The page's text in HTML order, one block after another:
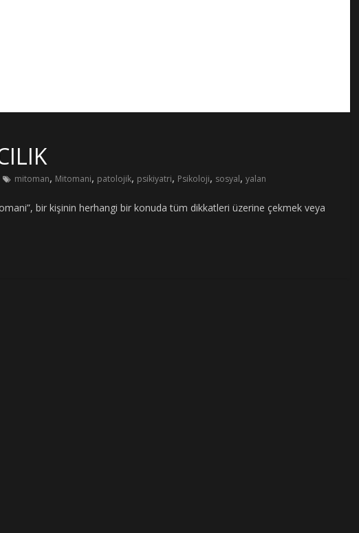
mitoman, Mitomani, patolojik, psikiyatri, Psikoloji, sosyal, yalan
bir kişinin herhangi bir konuda tüm dikkatleri üzerine çekmek veya